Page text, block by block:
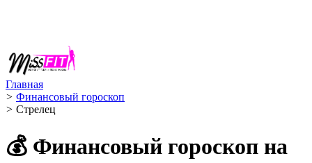
Главная
> Финансовый гороскоп
> Стрелец ️
💰 Финансовый гороскоп на